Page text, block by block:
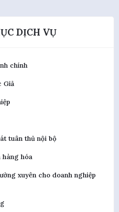
DỊCH VỤ
chính
Giả
tuân thủ nội bộ
hàng hóa
xuyên cho doanh nghiệp